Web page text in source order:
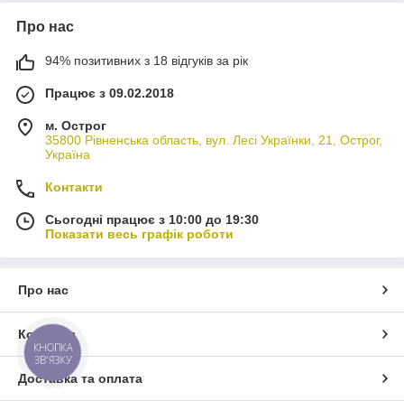
Про нас
94% позитивних з 18 відгуків за рік
Працює з 09.02.2018
м. Острог
35800 Рівненська область, вул. Лесі Українки, 21, Острог,
Україна
Контакти
Сьогодні працює з 10:00 до 19:30
Показати весь графік роботи
Про нас
Контакти
Доставка та оплата
КНОПКА
ЗВ'ЯЗКУ